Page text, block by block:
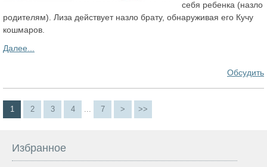
себя ребенка (назло
родителям). Лиза действует назло брату, обнаруживая его Кучу
кошмаров.
Далее...
Обсудить
1 2 3 4 ... 7 > >>
Избранное